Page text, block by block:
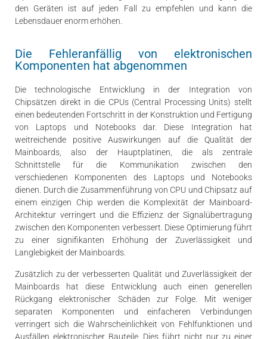
den Geräten ist auf jeden Fall zu empfehlen und kann die
Lebensdauer enorm erhöhen.
Die Fehleranfällig von elektronischen
Komponenten hat abgenommen
Die technologische Entwicklung in der Integration von
Chipsätzen direkt in die CPUs (Central Processing Units) stellt
einen bedeutenden Fortschritt in der Konstruktion und Fertigung
von Laptops und Notebooks dar. Diese Integration hat
weitreichende positive Auswirkungen auf die Qualität der
Mainboards, also der Hauptplatinen, die als zentrale
Schnittstelle für die Kommunikation zwischen den
verschiedenen Komponenten des Laptops und Notebooks
dienen. Durch die Zusammenführung von CPU und Chipsatz auf
einem einzigen Chip werden die Komplexität der Mainboard-
Architektur verringert und die Effizienz der Signalübertragung
zwischen den Komponenten verbessert. Diese Optimierung führt
zu einer signifikanten Erhöhung der Zuverlässigkeit und
Langlebigkeit der Mainboards.
Zusätzlich zu der verbesserten Qualität und Zuverlässigkeit der
Mainboards hat diese Entwicklung auch einen generellen
Rückgang elektronischer Schäden zur Folge. Mit weniger
separaten Komponenten und einfacheren Verbindungen
verringert sich die Wahrscheinlichkeit von Fehlfunktionen und
Ausfällen elektronischer Bauteile. Dies führt nicht nur zu einer